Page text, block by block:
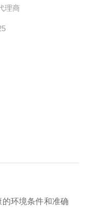
理商
环境条件和准确